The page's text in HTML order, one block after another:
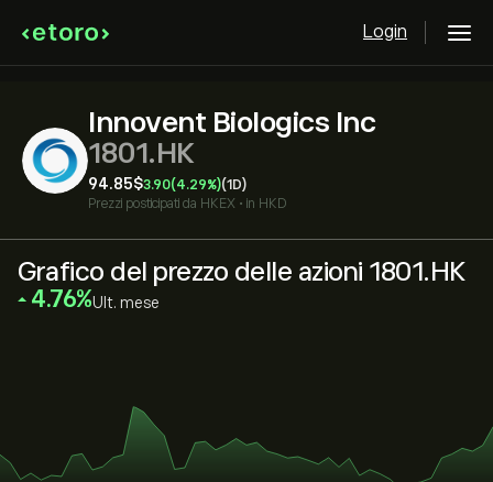
Login
Innovent Biologics Inc
1801.HK
94.85‎$‎3.90(4.29%)(1D)
Prezzi posticipati da HKEX • in HKD
Grafico del prezzo delle azioni 1801.HK
‎4.76‎ Ult. mese